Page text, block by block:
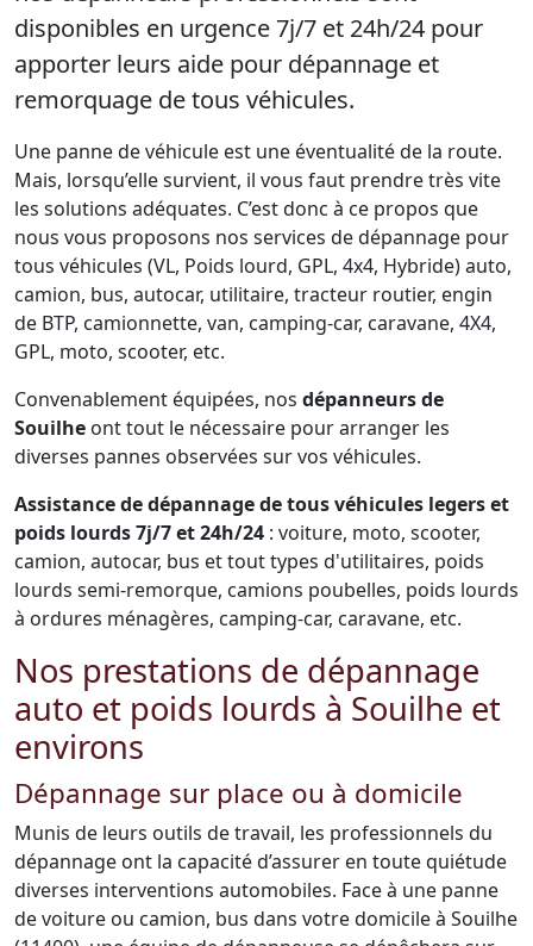
disponibles en urgence 7j/7 et 24h/24 pour
apporter leurs aide pour dépannage et
remorquage de tous véhicules.
Une panne de véhicule est une éventualité de la route.
Mais, lorsqu’elle survient, il vous faut prendre très vite
les solutions adéquates. C’est donc à ce propos que
nous vous proposons nos services de dépannage pour
tous véhicules (VL, Poids lourd, GPL, 4x4, Hybride) auto,
camion, bus, autocar, utilitaire, tracteur routier, engin
de BTP, camionnette, van, camping-car, caravane, 4X4,
GPL, moto, scooter, etc.
Convenablement équipées, nos dépanneurs de
Souilhe ont tout le nécessaire pour arranger les
diverses pannes observées sur vos véhicules.
Assistance de dépannage de tous véhicules legers et
poids lourds 7j/7 et 24h/24 : voiture, moto, scooter,
camion, autocar, bus et tout types d'utilitaires, poids
lourds semi-remorque, camions poubelles, poids lourds
à ordures ménagères, camping-car, caravane, etc.
Nos prestations de dépannage
auto et poids lourds à Souilhe et
environs
Dépannage sur place ou à domicile
Munis de leurs outils de travail, les professionnels du
dépannage ont la capacité d’assurer en toute quiétude
diverses interventions automobiles. Face à une panne
de voiture ou camion, bus dans votre domicile à Souilhe